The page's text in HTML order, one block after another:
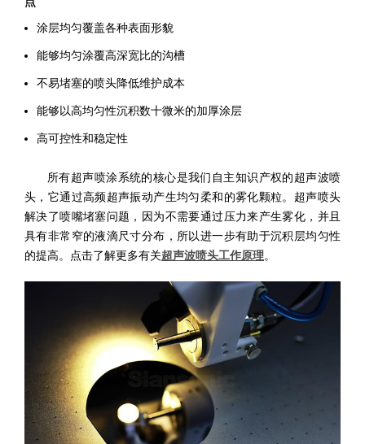
涂层均匀覆盖各种表面形貌
能够均匀涂覆高深宽比的沟槽
不易堵塞的喷头降低维护成本
能够以高均匀性沉积数十微米的加厚涂层
高可控性和稳定性
所有超声喷涂系统的核心是我们自主知识产权的超声波喷
头，它通过高频超声振动产生均匀柔和的雾化颗粒。超声喷头
解决了喷嘴堵塞问题，因为不需要通过压力来产生雾化，并且
具有非常窄的液滴尺寸分布，所以进一步有助于沉积层均匀性
的提高。点击了解更多有关超声波喷头工作原理。